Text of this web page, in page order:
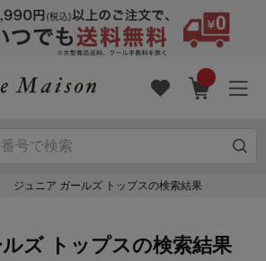
ジュニア ガールズ トップスの検索結果
ズ トップスの検索結果